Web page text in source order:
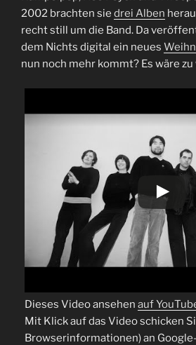
2002 brachten sie drei Alben
recht still um die Band. Da
dem Nichts digital ein neues
nun noch mehr kommt? Es wäre
Dieses Video ansehen auf
Mit Klick auf das Video schicken
Browserinformationen) an